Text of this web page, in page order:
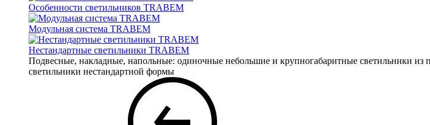
Особенности светильников TRABEM
Модульная система TRABEM
Нестандартные светильники TRABEM
Подвесные, накладные, напольные: одиночные небольшие и крупногабаритные светильники из
светильники нестандартной формы